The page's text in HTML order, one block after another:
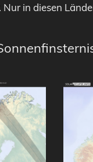
Nur in diesen